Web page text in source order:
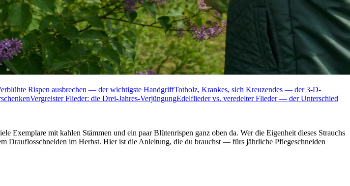
Rispen ausbrechen — der wichtigste HandgriffTotholz, Krankes, sich Kreuzendes — der 3-D-
Vergreister Flieder: die Drei-Jahres-VerjüngungEdelflieder vs. veredelter Flieder — der Unterschied
Exemplare mit kahlen Stämmen und ein paar Blütenrispen ganz oben da. Wer die Eigenheit dieses Strauchs
Drauflosschneiden im Herbst. Hier ist die Anleitung, die du brauchst — fürs jährliche Pflegeschneiden